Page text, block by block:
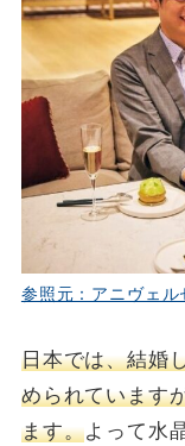
参照元：アニヴェル
日本では、結婚
められています
ます。よって水